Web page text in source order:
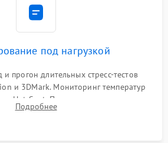
под нагрузкой
и прогон длительных стресс-тестов
и 3DMark. Мониторинг температур
и Hot Spot. Проверка на отсутствие
вылетов драйвера и зависаний.
Подробнее